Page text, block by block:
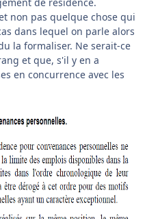
non pas quelque chose qui
dans lequel on parle alors
la formaliser. Ne serait-ce
et que, s'il y en a
en concurrence avec les